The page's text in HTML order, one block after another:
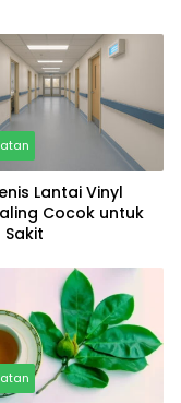
Lantai Vinyl
Cocok untuk
Sakit